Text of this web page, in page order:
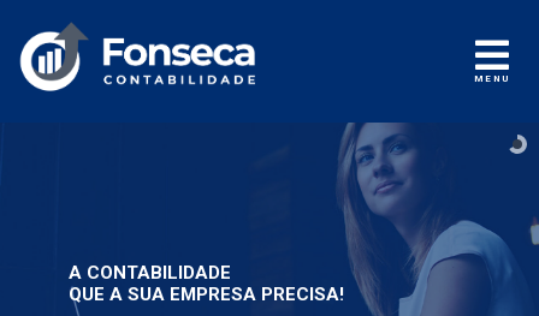
MENU
A CONTABILIDADE
QUE A SUA EMPRESA PRECISA!